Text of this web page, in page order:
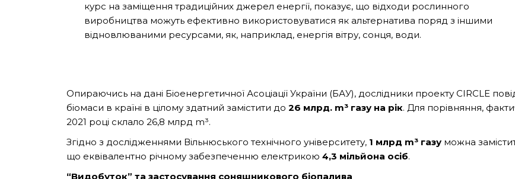
курс на заміщення традиційних джерел енергії, показує, що відходи рослинного
виробництва можуть ефективно використовуватися як альтернатива поряд з іншими
відновлюваними ресурсами, як, наприклад, енергія вітру, сонця, води.
Опираючись на дані Біоенергетичної Асоціації України (БАУ), дослідники проекту CIRCLE
біомаси в країні в цілому здатний замістити до 26 млрд. m³ газу на рік. Для порівняння,
2021 році склало 26,8 млрд m³.
Згідно з дослідженнями Вільнюського технічного університету, 1 млрд m³ газу можна
що еквівалентно річному забезпеченню електрикою 4,3 мільйона осіб.
“Видобуток” та застосування соняшникового біопалива